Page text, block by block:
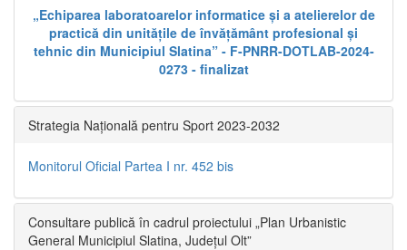
„Echiparea laboratoarelor informatice și a atelierelor de
practică din unitățile de învățământ profesional și
tehnic din Municipiul Slatina” - F-PNRR-DOTLAB-2024-
0273 - finalizat
Strategia Națională pentru Sport 2023-2032
Monitorul Oficial Partea I nr. 452 bis
Consultare publică în cadrul proiectului „Plan Urbanistic
General Municipiul Slatina, Județul Olt”